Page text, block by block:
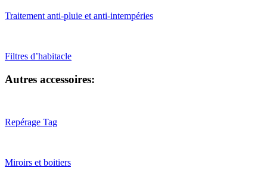
Traitement anti-pluie et anti-intempéries
Filtres d’habitacle
Autres accessoires:
Repérage Tag
Miroirs et boitiers